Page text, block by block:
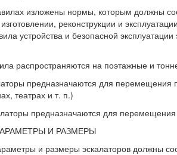
изложены нормы, которым должны
реконструкции и
устройства и безопасной
распространяются на поэтажные и
предназначаются для перемещения
театрах и т. п.)
предназначаются для
И РАЗМЕРЫ
и размеры эскалаторов должны